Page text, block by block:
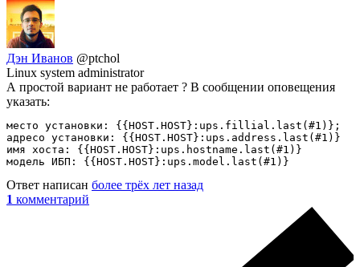
Дэн Иванов @ptchol
Linux system administrator
А простой вариант не работает ? В сообщении оповещения
указать:
место установки: {{HOST.HOST}:ups.fillial.last(#1)};
адресо установки: {{HOST.HOST}:ups.address.last(#1)}
имя хоста: {{HOST.HOST}:ups.hostname.last(#1)}
модель ИБП: {{HOST.HOST}:ups.model.last(#1)}
Ответ написан более трёх лет назад
1 комментарий